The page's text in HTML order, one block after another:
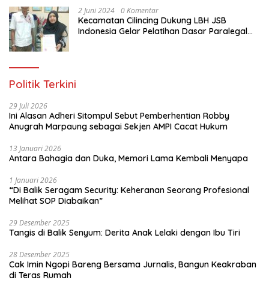
2 Juni 2024 0 Komentar
Kecamatan Cilincing Dukung LBH JSB
Indonesia Gelar Pelatihan Dasar Paralegal
Politik Terkini
29 Juli 2026
Ini Alasan Adheri Sitompul Sebut Pemberhentian Robby
Anugrah Marpaung sebagai Sekjen AMPI Cacat Hukum
13 Januari 2026
Antara Bahagia dan Duka, Memori Lama Kembali Menyapa
1 Januari 2026
“Di Balik Seragam Security: Keheranan Seorang Profesional
Melihat SOP Diabaikan”
29 Desember 2025
Tangis di Balik Senyum: Derita Anak Lelaki dengan Ibu Tiri
28 Desember 2025
Cak Imin Ngopi Bareng Bersama Jurnalis, Bangun Keakraban
di Teras Rumah